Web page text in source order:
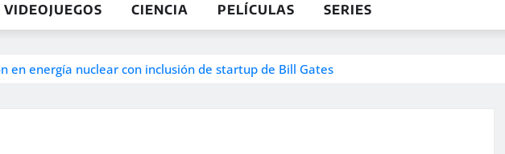
VIDEOJUEGOS CIENCIA PELÍCULAS SERIES
en energía nuclear con inclusión de startup de Bill Gates